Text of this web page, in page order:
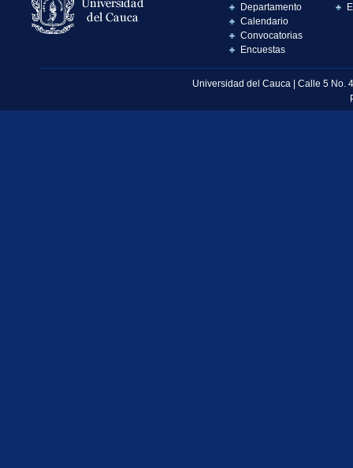
Departamento
Calendario
Convocatorias
Encuestas
Universidad del Cauca | Calle 5 No.